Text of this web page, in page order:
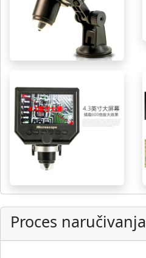
Proces naručivanja